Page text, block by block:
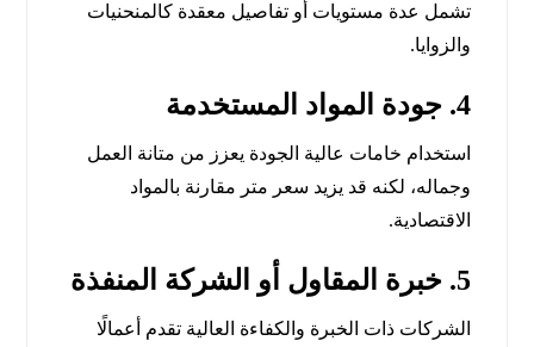
تشمل عدة مستويات أو تفاصيل معقدة كالمنحنيات
والزوايا.
4. جودة المواد المستخدمة
استخدام خامات عالية الجودة يعزز من متانة العمل
وجماله، لكنه قد يزيد سعر متر مقارنة بالمواد
الاقتصادية.
5. خبرة المقاول أو الشركة المنفذة
الشركات ذات الخبرة والكفاءة العالية تقدم أعمالًا